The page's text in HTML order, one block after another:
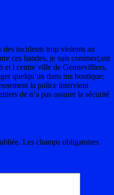
incidents trop violents au
ces bandes, je suis commerçant
et l centre ville de Gennevilliers,
quelqu’un dans ma boutique;
la police intervient
de n’a pas assurer la sécurité
Les champs obligatoires